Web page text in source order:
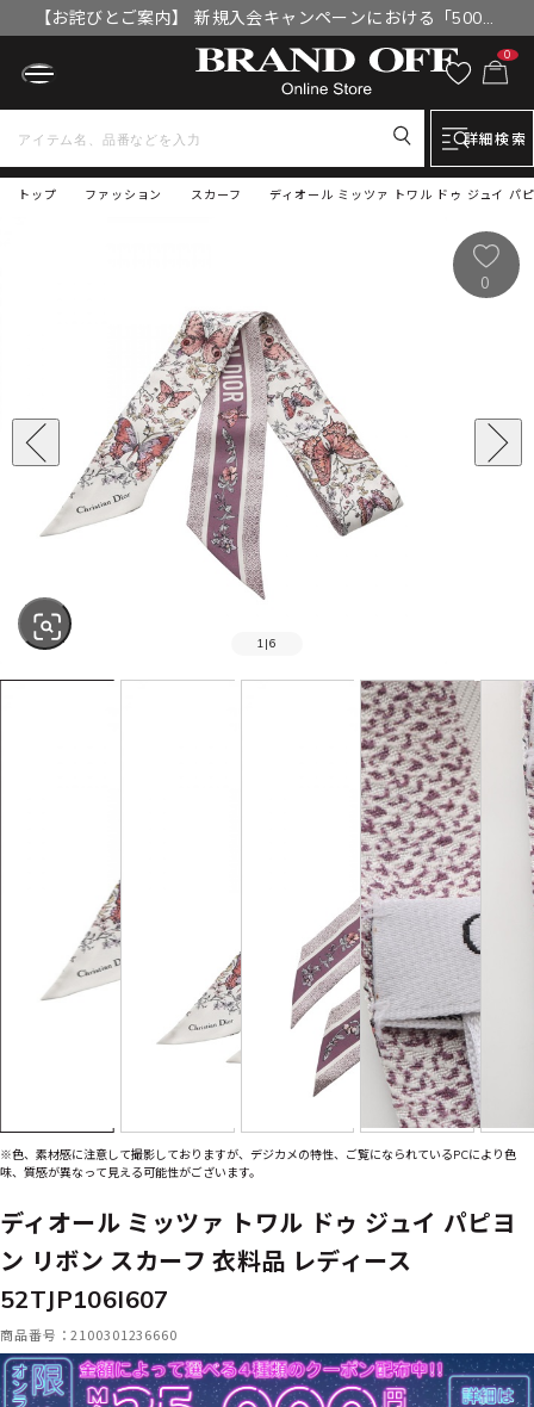
【お詫びとご案内】 新規入会キャンペーンにおける「500円
OFFクーポン」付与漏れと補填について
0
詳細検索
トップ ディオール ミッツァ トワル ドゥ ジュイ パ
ファッション スカーフ
SOLD OUT
1 |6
0
※色、素材感に注意して撮影しておりますが、デジカメの特性、ご覧になられているPCにより色
味、質感が異なって見える可能性がございます。
ディオール ミッツァ トワル ドゥ ジュイ パピヨ
ン リボン スカーフ 衣料品 レディース
52TJP106I607
商品番号：2100301236660